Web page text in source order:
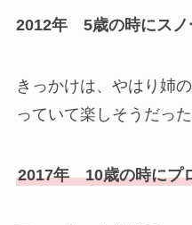
2012年 5歳の時にスノ
きっかけは、やはり姉
っていて楽しそうだっ
2017年 10歳の時にプ